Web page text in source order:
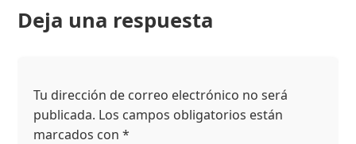
Deja una respuesta
Tu dirección de correo electrónico no será
publicada. Los campos obligatorios están
marcados con*